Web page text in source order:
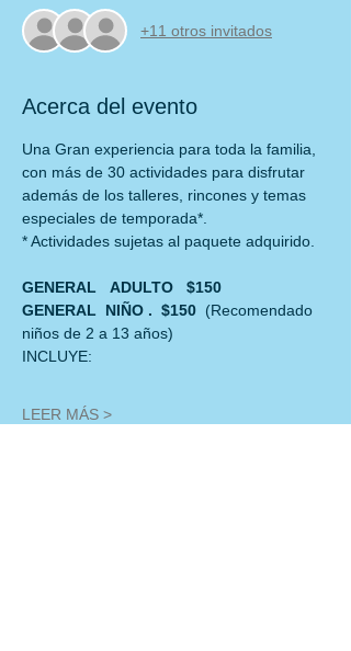
+11 otros invitados
Acerca del evento
Una Gran experiencia para toda la familia,
con más de 30 actividades para disfrutar
además de los talleres, rincones y temas
especiales de temporada*.
* Actividades sujetas al paquete adquirido.
GENERAL   ADULTO   $150
GENERAL  NIÑO .  $150 (Recomendado
niños de 2 a 13 años)
INCLUYE:
LEER MÁS >